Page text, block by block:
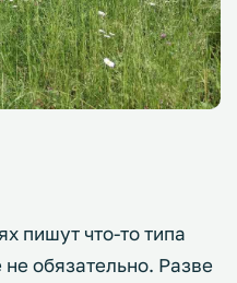
пишут что-то типа
обязательно. Разве